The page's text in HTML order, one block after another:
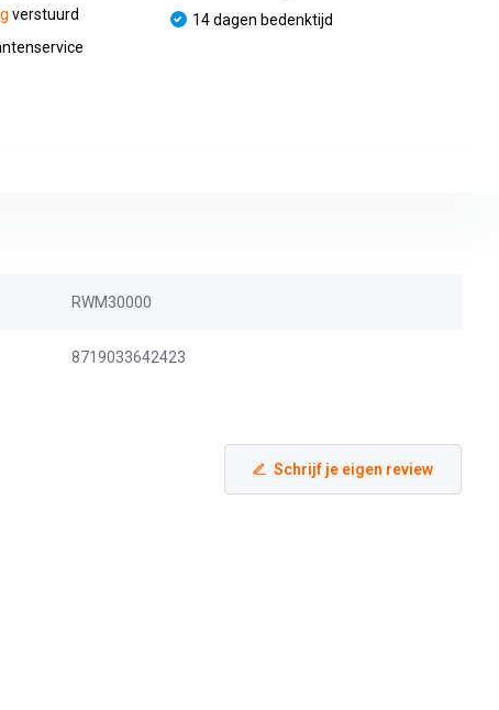
verstuurd
14 dagen bedenktijd
RWM30000
8719033642423
Schrijf je eigen review